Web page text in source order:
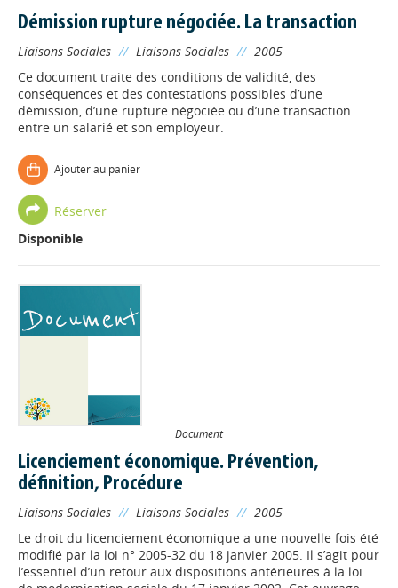
Démission rupture négociée. La transaction
Liaisons Sociales // Liaisons Sociales // 2005
Ce document traite des conditions de validité, des
conséquences et des contestations possibles d’une
démission, d’une rupture négociée ou d’une transaction
entre un salarié et son employeur.
Ajouter au panier
Réserver
Disponible
Document
Licenciement économique. Prévention,
définition, Procédure
Liaisons Sociales // Liaisons Sociales // 2005
Le droit du licenciement économique a une nouvelle fois été
modifié par la loi n° 2005-32 du 18 janvier 2005. Il s’agit pour
l’essentiel d’un retour aux dispositions antérieures à la loi